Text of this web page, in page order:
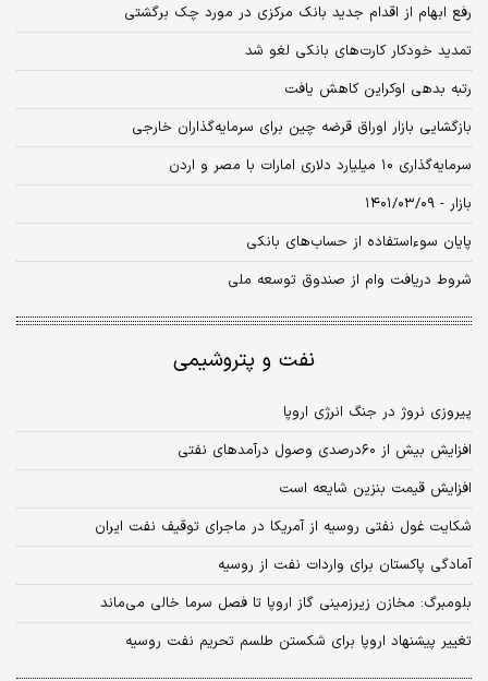
رفع ابهام از اقدام جدید بانک مرکزی در مورد چک برگشتی
تمدید خودکار کارت‌های بانکی لغو شد
رتبه بدهی اوکراین کاهش یافت
بازگشایی بازار اوراق قرضه چین برای سرمایه‌‌گذاران خارجی
سرمایه‌گذاری ۱۰ میلیارد دلاری امارات با مصر و اردن
بازار - ۱۴۰۱/۰۳/۰۹
پایان سوءاستفاده از حساب‌‌های بانکی
شروط دریافت وام از صندوق توسعه ملی
نفت و پتروشیمی
پیروزی نروژ در جنگ انرژی اروپا
افزایش بیش از ۶۰درصدی وصول درآمدهای نفتی
افزایش قیمت بنزین شایعه است
شکایت غول نفتی روسیه از آمریکا در ماجرای توقیف نفت ایران
آمادگی پاکستان برای واردات نفت از روسیه
بلومبرگ: مخازن زیرزمینی گاز اروپا تا فصل سرما خالی می‌‌‌ماند
تغییر پیشنهاد اروپا برای شکستن طلسم تحریم نفت روسیه